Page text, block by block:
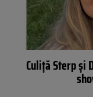
Culiţă Sterp și